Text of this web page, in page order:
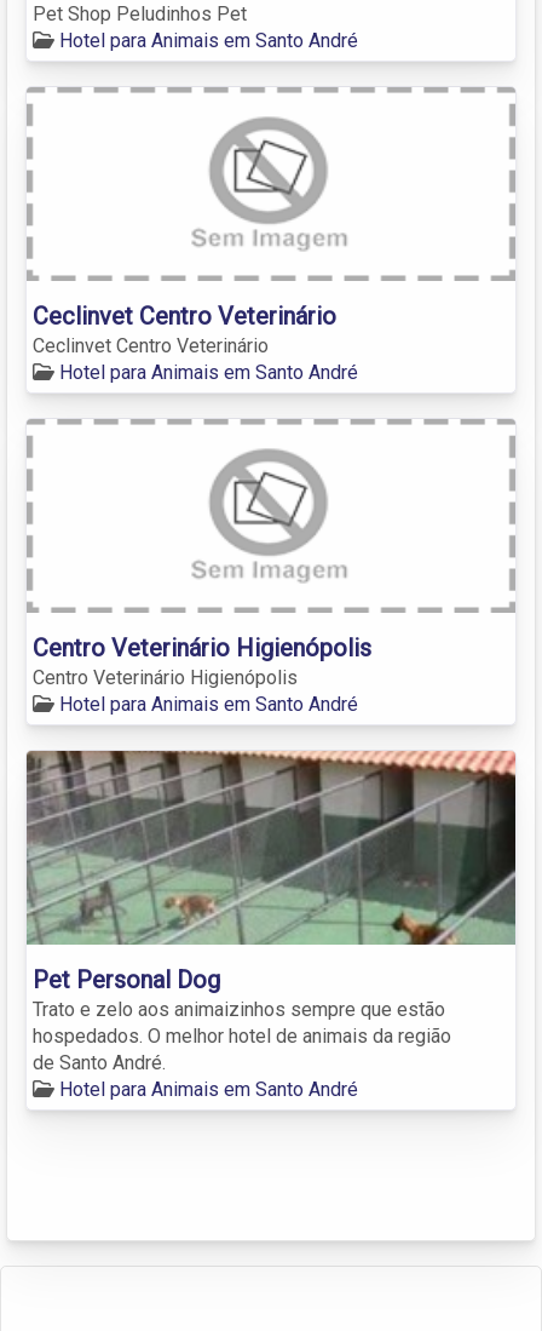
Pet Shop Peludinhos Pet
Hotel para Animais em Santo André
Ceclinvet Centro Veterinário
Ceclinvet Centro Veterinário
Hotel para Animais em Santo André
Centro Veterinário Higienópolis
Centro Veterinário Higienópolis
Hotel para Animais em Santo André
Pet Personal Dog
Trato e zelo aos animaizinhos sempre que estão
hospedados. O melhor hotel de animais da região
de Santo André.
Hotel para Animais em Santo André